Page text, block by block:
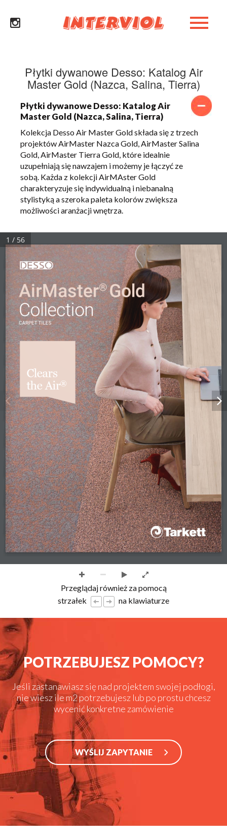
Płytki dywanowe Desso: Katalog Air
Master Gold (Nazca, Salina, Tierra)
Płytki dywanowe Desso: Katalog Air
Master Gold (Nazca, Salina, Tierra)
Kolekcja Desso Air Master Gold składa się z trzech
projektów AirMaster Nazca Gold, AirMaster Salina
Gold, AirMaster Tierra Gold, które idealnie
uzupełniają się nawzajem i możemy je łączyć ze
sobą. Każda z kolekcji AirMAster Gold
charakteryzuje się indywidualną i niebanalną
stylistyką a szeroka paleta kolorów zwiększa
możliwości aranżacji wnętrza.
Clears
the Air®
AirMaster® Gold
Collection
CARPET TILES
1 / 56
Przeglądaj również za pomocą
strzałek
na klawiaturze
POTRZEBUJESZ POMOCY?
Jeśli zastanawiasz się nad projektem swojej podłogi,
nie wiesz ile m2 potrzebujesz lub po prostu chcesz
wycenić konkretne zamówienie
WYŚLIJ ZAPYTANIE